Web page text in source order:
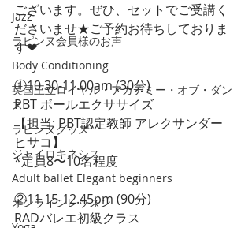
Jazz
ラピンヌ会員様のお声
Body Conditioning
英国王立ロイヤル・アカデミー・オブ・ダン
ス
ラピンヌグッズ
ジャイロキネシス
Adult ballet Elegant beginners
オンラインレッスン
ございます。ぜひ、セットでご受講く
ださいませ★ご予約お待ちしておりま
す❤︎
①10.30-11.00am (30分)
PBT ボールエクササイズ
【担当: PBT認定教師 アレクサンダー
ヒサコ】
*定員8〜10名程度
②11.15-12.45pm (90分)
RADバレエ初級クラス